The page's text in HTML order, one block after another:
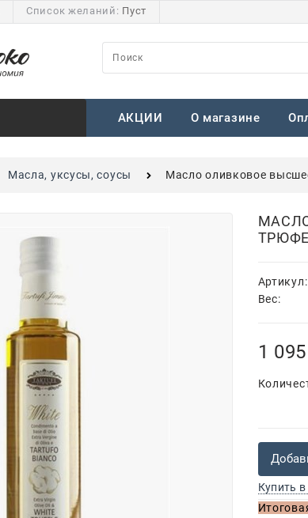
Список желаний: Пуст
АКЦИИ О магазине
Масла, уксусы, соусы Масло оливковое
Артикул:
Вес:
1 095
Купить